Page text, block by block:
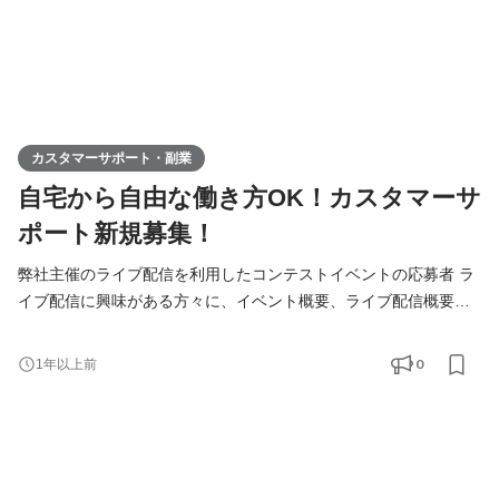
カスタマーサポート・副業
自宅から自由な働き方OK！カスタマーサ
ポート新規募集！
弊社主催のライブ配信を利用したコンテストイベントの応募者 ラ
イブ配信に興味がある方々に、イベント概要、ライブ配信概要を
していただきます。 具体的には ・新規応募者に対する概要説明
・応募者からの質問対応 ・応募者の面談後フォローアップ 弊社で
1年以上前 0